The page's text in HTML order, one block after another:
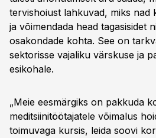
tervishoiust lahkuvad, miks nad
ja võimendada head tagasisidet
osakondade kohta. See on
sektorisse vajaliku värskuse ja
esikohale.
„Meie eesmärgiks on pakkuda
meditsiinitöötajatele võimalus
toimuvaga kursis, leida soovi